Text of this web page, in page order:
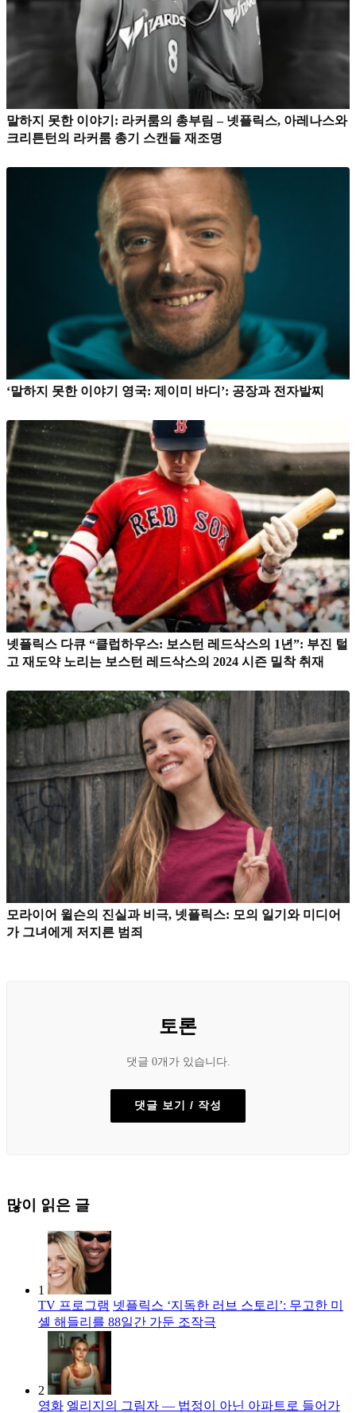
말하지 못한 이야기: 라커룸의 총부림 – 넷플릭스, 아레나스와
크리튼턴의 라커룸 총기 스캔들 재조명
‘말하지 못한 이야기 영국: 제이미 바디’: 공장과 전자발찌
넷플릭스 다큐 “클럽하우스: 보스턴 레드삭스의 1년”: 부진 털
고 재도약 노리는 보스턴 레드삭스의 2024 시즌 밀착 취재
모라이어 윌슨의 진실과 비극, 넷플릭스: 모의 일기와 미디어
가 그녀에게 저지른 범죄
토론
댓글 0개가 있습니다.
댓글 보기 / 작성
많이 읽은 글
1
TV 프로그램 넷플릭스 ‘지독한 러브 스토리’: 무고한 미
셸 해들리를 88일간 가둔 조작극
2
영화 엘리지의 그림자 — 법정이 아닌 아파트로 들어가